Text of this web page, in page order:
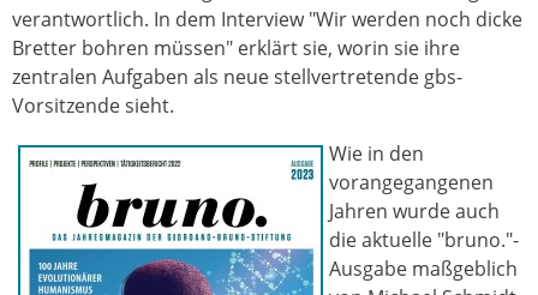
verantwortlich. In dem Interview "Wir werden noch dicke
Bretter bohren müssen" erklärt sie, worin sie ihre
zentralen Aufgaben als neue stellvertretende gbs-
Vorsitzende sieht.
Wie in den
vorangegangenen
Jahren wurde auch
die aktuelle "bruno."-
Ausgabe maßgeblich